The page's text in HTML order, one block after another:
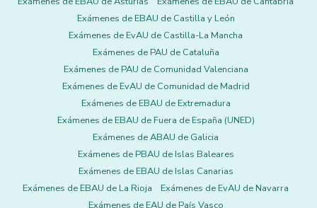
Exámenes de EBAU de Castilla y León
Exámenes de EvAU de Castilla-La Mancha
Exámenes de PAU de Cataluña
Exámenes de PAU de Comunidad Valenciana
Exámenes de EvAU de Comunidad de Madrid
Exámenes de EBAU de Extremadura
Exámenes de EBAU de Fuera de España (UNED)
Exámenes de ABAU de Galicia
Exámenes de PBAU de Islas Baleares
Exámenes de EBAU de Islas Canarias
Exámenes de EBAU de La Rioja
Exámenes de EvAU de Navarra
Exámenes de EAU de País Vasco